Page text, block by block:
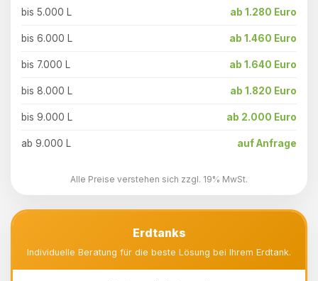
bis 5.000 L ab 1.280 Euro
bis 6.000 L ab 1.460 Euro
bis 7.000 L ab 1.640 Euro
bis 8.000 L ab 1.820 Euro
bis 9.000 L ab 2.000 Euro
ab 9.000 L auf Anfrage
Alle Preise verstehen sich zzgl. 19% MwSt.
Erdtanks
Individuelle Beratung für die beste Lösung bei Ihrem Erdtank.